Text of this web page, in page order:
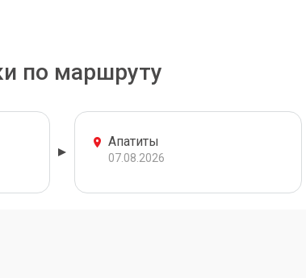
по маршруту
Апатиты
07.08.2026